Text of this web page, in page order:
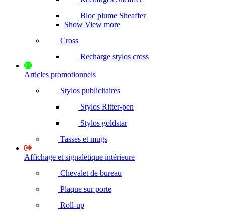
Bloc plume Sheaffer
Show View more
Cross
Recharge stylos cross
Articles promotionnels
Stylos publicitaires
Stylos Ritter-pen
Stylos goldstar
Tasses et mugs
Affichage et signalétique intérieure
Chevalet de bureau
Plaque sur porte
Roll-up